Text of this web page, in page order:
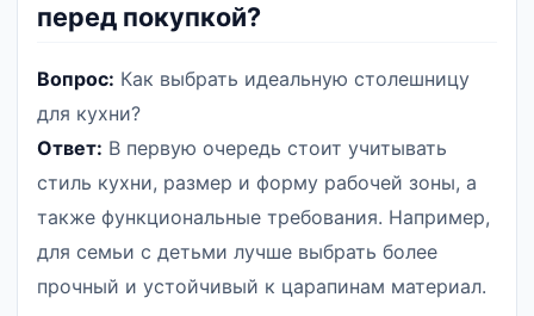
перед покупкой?
Вопрос: Как выбрать идеальную столешницу
для кухни?
Ответ: В первую очередь стоит учитывать
стиль кухни, размер и форму рабочей зоны, а
также функциональные требования. Например,
для семьи с детьми лучше выбрать более
прочный и устойчивый к царапинам материал.